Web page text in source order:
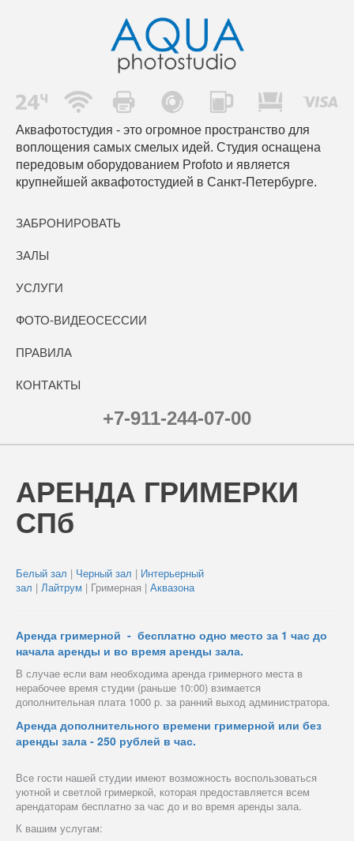
Аквафотостудия - это огромное пространство для
воплощения самых смелых идей. Студия оснащена
передовым оборудованием Profoto и является
крупнейшей аквафотостудией в Санкт-Петербурге.
ЗАБРОНИРОВАТЬ
ЗАЛЫ
УСЛУГИ
ФОТО-ВИДЕОСЕССИИ
ПРАВИЛА
КОНТАКТЫ
+7-911-244-07-00
АРЕНДА ГРИМЕРКИ
СПб
Белый зал | Черный зал | Интерьерный
зал | Лайтрум | Гримерная | Аквазона
Аренда гримерной - бесплатно одно место за 1 час до
начала аренды и во время аренды зала.
В случае если вам необходима аренда гримерного места в
нерабочее время студии (раньше 10:00) взимается
дополнительная плата 1000 р. за ранний выход администратора.
Аренда дополнительного времени гримерной или без
аренды зала - 250 рублей в час.
Все гости нашей студии имеют возможность воспользоваться
уютной и светлой гримеркой, которая предоставляется всем
арендаторам бесплатно за час до и во время аренды зала.
К вашим услугам: